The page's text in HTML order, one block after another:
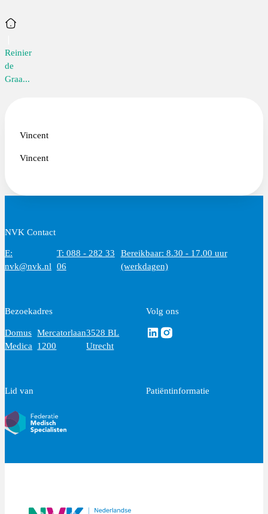
Home
Reinier
de
Graa...
Vincent
Vincent
NVK Contact
E:
nvk@nvk.nl
T: 088 - 282 33
06
Bereikbaar: 8.30 - 17.00 uur
(werkdagen)
Bezoekadres
Domus
Medica
Mercatorlaan
1200
3528 BL
Utrecht
Volg ons
Volg ons via Linkedin
Volg ons via Instagram
Lid van Patiëntinformatie